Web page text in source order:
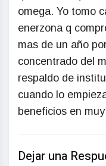
omega. Yo tomo
enerzona q
mas de un año
concentrado del
respaldo de
cuando lo
beneficios en
Dejar una